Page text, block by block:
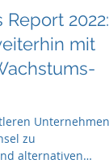
2022:
mit
Unternehmen
zu
alternativen